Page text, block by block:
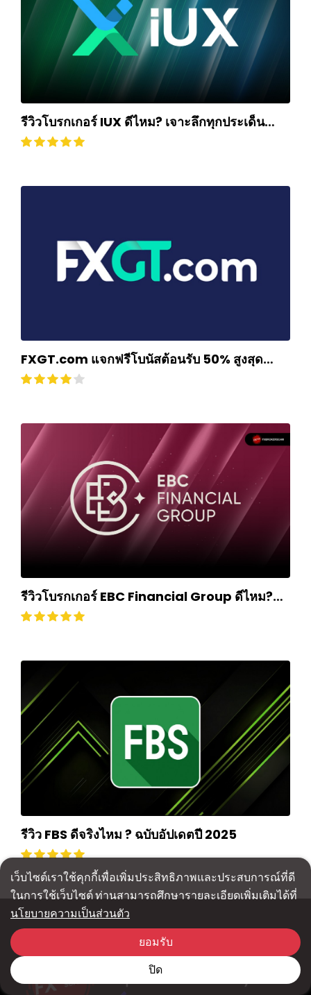
เว็บไซต์เราใช้คุกกี้เพื่อเพิ่มประสิทธิภาพและประสบการณ์ที่ดี
ในการใช้เว็บไซต์ ท่านสามารถศึกษารายละเอียดเพิ่มเติมได้ที่
นโยบายความเป็นส่วนตัว
ยอมรับ
ปิด
รีวิวโบรกเกอร์ IUX ดีไหม? เจาะลึกทุกประเด็น
ฉบับปี 2025
FXGT.com แจกฟรีโบนัสต้อนรับ 50% สูงสุด
$500
รีวิวโบรกเกอร์ EBC Financial Group ดีไหม?
ถอนเงินยากหรือไม่? อัปเดตปี 2024
รีวิว FBS ดีจริงไหม ? ฉบับอัปเดตปี 2025